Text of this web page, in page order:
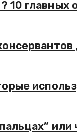
10 главных